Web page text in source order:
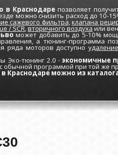
в Краснодаре позволяет
можно снизить расход до 10-
сажевого фильтра,клапана
/ SCR,вторичного воздухаили
может добавить до 5-10%
а тюнинг-программа
ряда моторов доступно
Эко-тюнинг 2.0 -экономичные
обычной программой при той же
Краснодаре можно из